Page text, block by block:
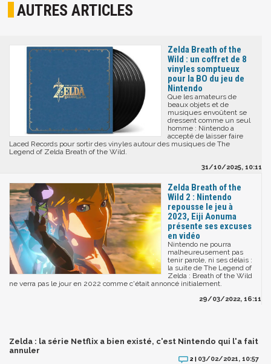
AUTRES ARTICLES
Zelda Breath of the
Wild : un coffret de 8
vinyles somptueux
pour la BO du jeu de
Nintendo
Que les amateurs de
beaux objets et de
musiques envoûtent se
dressent comme un seul
homme : Nintendo a
accepté de laisser faire
Laced Records pour sortir des vinyles autour des musiques de The
Legend of Zelda Breath of the Wild.
31/10/2025, 10:11
Zelda Breath of the
Wild 2 : Nintendo
repousse le jeu à
2023, Eiji Aonuma
présente ses excuses
en vidéo
Nintendo ne pourra
malheureusement pas
tenir parole, ni ses délais :
la suite de The Legend of
Zelda : Breath of the Wild
ne verra pas le jour en 2022 comme c'était annoncé initialement.
29/03/2022, 16:11
Zelda : la série Netflix a bien existé, c'est Nintendo qui l'a fait
annuler
2 | 03/02/2021, 10:57